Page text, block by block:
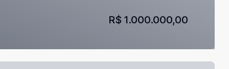
R$ 1.000.000,00